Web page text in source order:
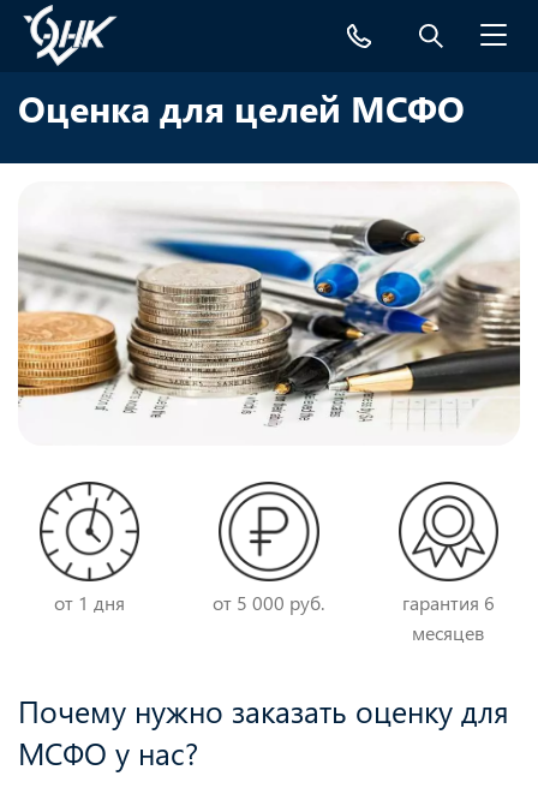
Оценка для целей МСФО
от 1 дня от 5 000 руб.
гарантия 6
месяцев
Почему нужно заказать оценку для
МСФО у нас?